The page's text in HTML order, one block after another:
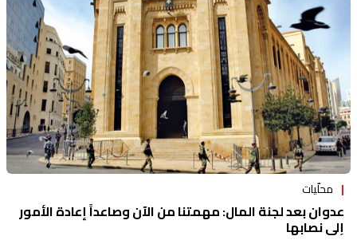
محلّيات
عدوان بعد لجنة المال: مهمتنا من الآن وصاعداً إعادة الأمور
إلى نصابها